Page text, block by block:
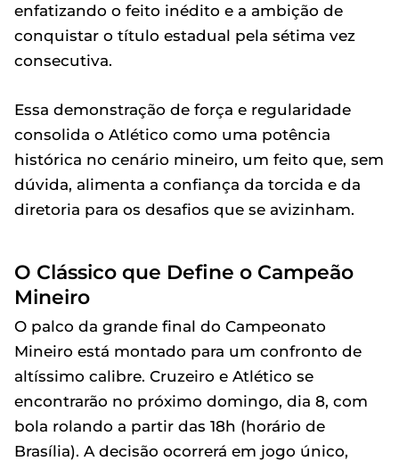
enfatizando o feito inédito e a ambição de
conquistar o título estadual pela sétima vez
consecutiva.
Essa demonstração de força e regularidade
consolida o Atlético como uma potência
histórica no cenário mineiro, um feito que, sem
dúvida, alimenta a confiança da torcida e da
diretoria para os desafios que se avizinham.
O Clássico que Define o Campeão
Mineiro
O palco da grande final do Campeonato
Mineiro está montado para um confronto de
altíssimo calibre. Cruzeiro e Atlético se
encontrarão no próximo domingo, dia 8, com
bola rolando a partir das 18h (horário de
Brasília). A decisão ocorrerá em jogo único,